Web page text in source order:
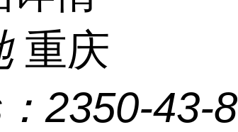
重庆
2350-43-8